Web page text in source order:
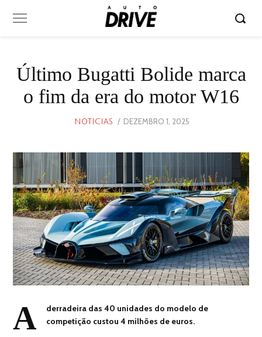
Último Bugatti Bolide marca
o fim da era do motor W16
NOTICIAS
POSTED
DEZEMBRO 1, 2025
A
derradeira das 40 unidades do modelo de
competição custou 4 milhões de euros.